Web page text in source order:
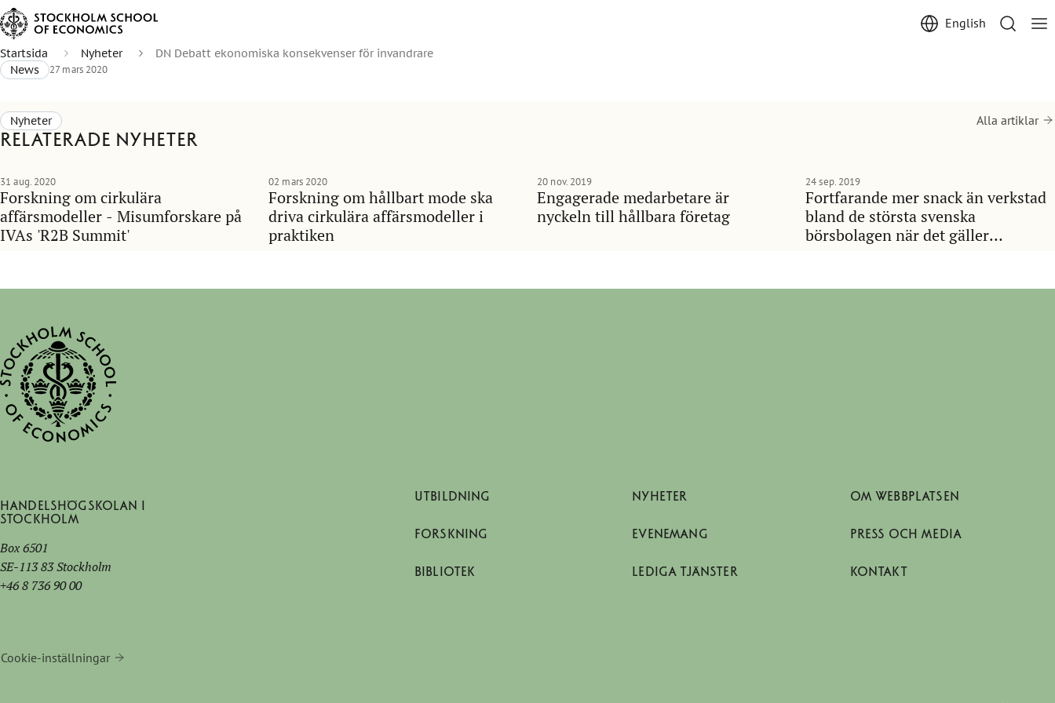
English
Startsida Nyheter
DN Debatt ekonomiska konsekvenser för invandrare
News
27 mars 2020
Nyheter
Relaterade nyheter
Alla artiklar
Forskning om cirkulära
affärsmodeller - Misumforskare på
IVAs 'R2B Summit'
31 aug. 2020
Forskning om hållbart mode ska
driva cirkulära affärsmodeller i
praktiken
02 mars 2020
Engagerade medarbetare är
nyckeln till hållbara företag
20 nov. 2019
Fortfarande mer snack än verkstad
bland de största svenska
börsbolagen när det gäller
24 sep. 2019
Handelshögskolan i
Stockholm
Box 6501
SE-113 83 Stockholm
+46 8 736 90 00
Cookie-inställningar
UTBILDNING
FORSKNING
BIBLIOTEK
NYHETER
EVENEMANG
LEDIGA TJÄNSTER
OM WEBBPLATSEN
PRESS OCH MEDIA
KONTAKT